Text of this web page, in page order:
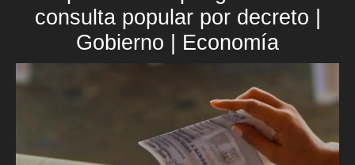
consulta popular por decreto |
Gobierno | Economía